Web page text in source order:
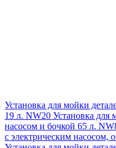
Установка для мойки
19 л. NW20 Установка для
насосом и бочкой 65 л.
с электрическим